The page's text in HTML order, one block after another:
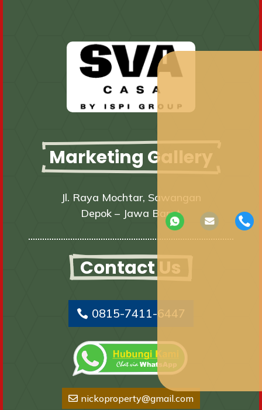
Marketing Gallery
Jl. Raya Mochtar, Sawangan
Depok – Jawa Barat
Contact Us
0815-7411-6447
nickoproperty@gmail.com